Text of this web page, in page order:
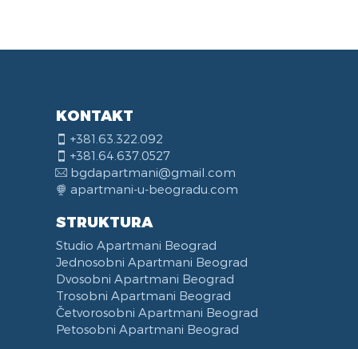
KONTAKT
+381.63.322.092
+381.64.637.0527
bgdapartmani@gmail.com
apartmani-u-beogradu.com
STRUKTURA
Studio Apartmani Beograd
Jednosobni Apartmani Beograd
Dvosobni Apartmani Beograd
Trosobni Apartmani Beograd
Četvorosobni Apartmani Beograd
Petosobni Apartmani Beograd